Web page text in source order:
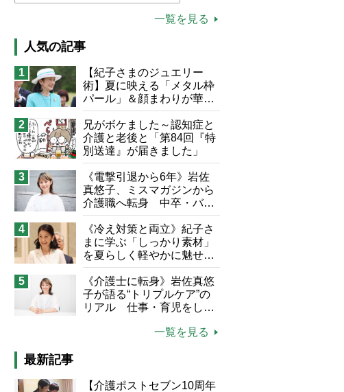
介護食
高木ブー
ケアマネジャー
猫が母になつきません
息子の遠距離介護サバイバル術
兄がボケました
便利なサービス
予防法
一覧を見る
人気の記事
1
【紀子さまのジュエリー
術】夏に映える「メタル枠
パール」＆顔まわりが華や
ぐ「揺れる一粒」の使い分
け方
2
兄がボケました～認知症と
介護と老後と「第84回『特
別送達』が届きました」
3
《電撃引退から6年》岩佐
真悠子、ミスマガジンから
介護職へ転身 中卒・バイ
ト経験ゼロの彼女が見つけ
た“居場所”「社会の役に立
ちながら自分らしくいられ
る」
4
《冷え対策と両立》紀子さ
まに学ぶ「しっかり素材」
を夏らしく軽やかに魅せる
3つの着こなし法則
5
《介護士に転身》岩佐真悠
子が語る“トリプルケア”の
リアル 仕事・育児をしな
て介護 プロだから言える
一覧を見る
最新記事
【介護ポストセブン10周年